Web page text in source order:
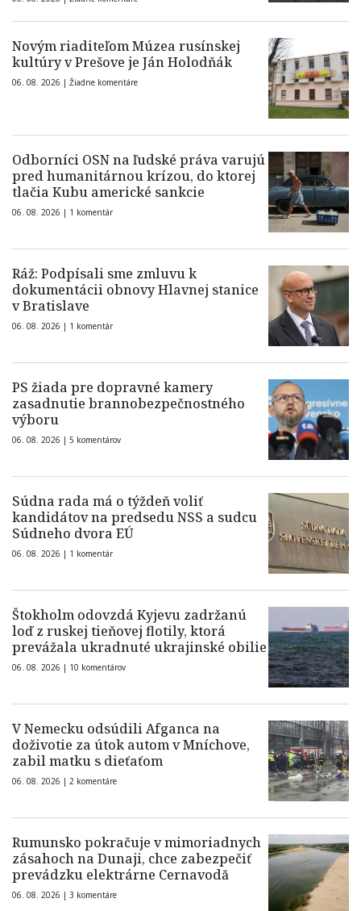
Novým riaditeľom Múzea rusínskej
kultúry v Prešove je Ján Holodňák
06. 08. 2026 | Žiadne komentáre
Odborníci OSN na ľudské práva varujú
pred humanitárnou krízou, do ktorej
tlačia Kubu americké sankcie
06. 08. 2026 | 1 komentár
Ráž: Podpísali sme zmluvu k
dokumentácii obnovy Hlavnej stanice
v Bratislave
06. 08. 2026 | 1 komentár
PS žiada pre dopravné kamery
zasadnutie brannobezpečnostného
výboru
06. 08. 2026 | 5 komentárov
Súdna rada má o týždeň voliť
kandidátov na predsedu NSS a sudcu
Súdneho dvora EÚ
06. 08. 2026 | 1 komentár
Štokholm odovzdá Kyjevu zadržanú
loď z ruskej tieňovej flotily, ktorá
prevážala ukradnuté ukrajinské obilie
06. 08. 2026 | 10 komentárov
V Nemecku odsúdili Afganca na
doživotie za útok autom v Mníchove,
zabil matku s dieťaťom
06. 08. 2026 | 2 komentáre
Rumunsko pokračuje v mimoriadnych
zásahoch na Dunaji, chce zabezpečiť
prevádzku elektrárne Cernavodă
06. 08. 2026 | 3 komentáre